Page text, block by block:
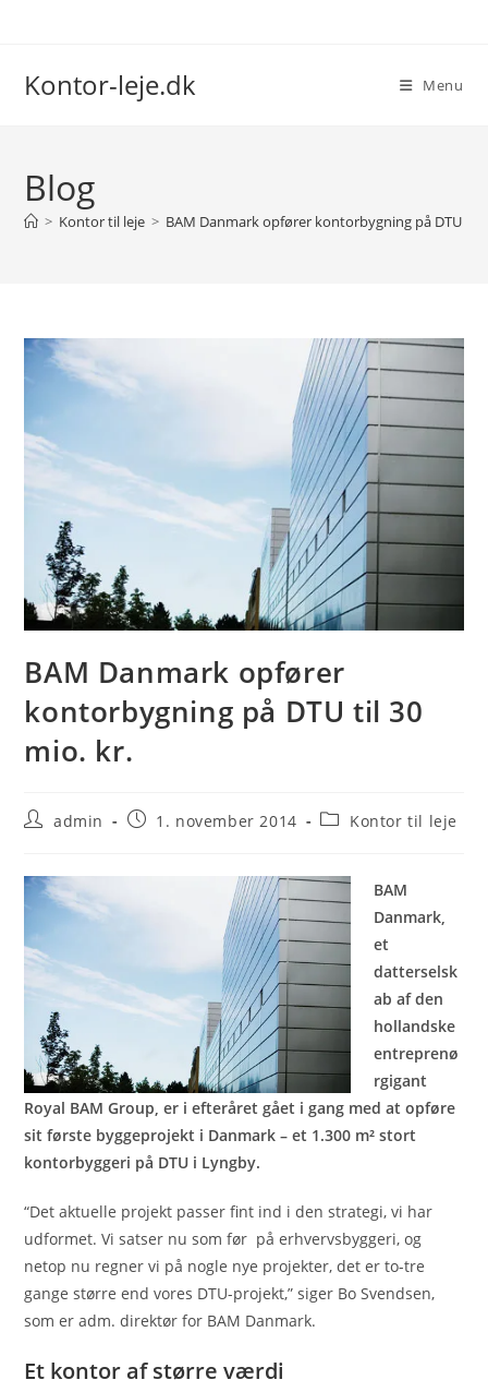
Kontor-leje.dk Menu
Blog
> Kontor til leje > BAM Danmark opfører kontorbygning på DTU til
BAM Danmark opfører
kontorbygning på DTU til 30
mio. kr.
Postadmin
Post1. november 2014
PostKontor til leje
BAM
Danmark,
et
datterselsk
ab af den
hollandske
entreprenø
rgigant
Royal BAM Group, er i efteråret gået i gang med at opføre
sit første byggeprojekt i Danmark – et 1.300 m² stort
kontorbyggeri på DTU i Lyngby.
“Det aktuelle projekt passer fint ind i den strategi, vi har
udformet. Vi satser nu som før på erhvervsbyggeri, og
netop nu regner vi på nogle nye projekter, det er to-tre
gange større end vores DTU-projekt,” siger Bo Svendsen,
som er adm. direktør for BAM Danmark.
Et kontor af større værdi